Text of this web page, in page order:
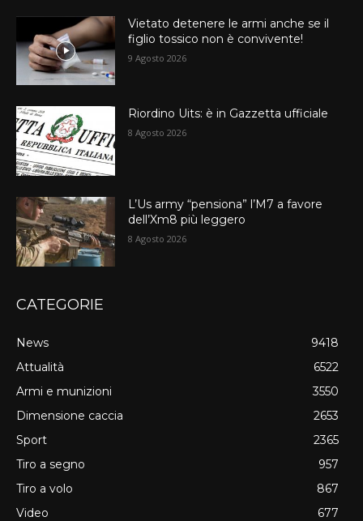
Vietato detenere le armi anche se il
figlio tossico non è convivente!
9 Agosto 2026
Riordino Uits: è in Gazzetta ufficiale
8 Agosto 2026
L’Us army “pensiona” l’M7 a favore
dell’Xm8 più leggero
8 Agosto 2026
CATEGORIE
News
9418
Attualità
6522
Armi e munizioni
3550
Dimensione caccia
2653
Sport
2365
Tiro a segno
957
Tiro a volo
867
Video
677